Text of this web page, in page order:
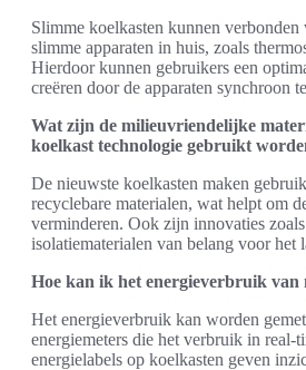
Slimme koelkasten kunnen verbonden
slimme apparaten in huis, zoals
Hierdoor kunnen gebruikers een
creëren door de apparaten synchroon
Wat zijn de milieuvriendelijke
koelkast technologie gebruikt
De nieuwste koelkasten maken
recyclebare materialen, wat helpt om
verminderen. Ook zijn innovaties
isolatiematerialen van belang voor het
Hoe kan ik het energieverbruik van
Het energieverbruik kan worden
energiemeters die het verbruik in real-
energielabels op koelkasten geven